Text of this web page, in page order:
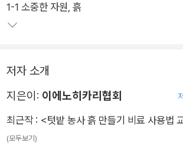
1-1 소중한 자원, 흙
저자 소개
지은이: 이에노히카리협회
최근작 : <텃밭 농사 흙 만들기 비료 사용법
(모두보기)